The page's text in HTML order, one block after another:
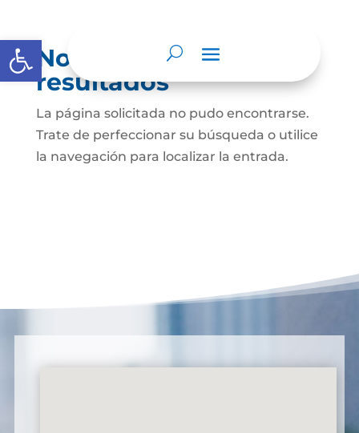
Abrir barra de herramientas
No se encontraron
resultados
La página solicitada no pudo encontrarse.
Trate de perfeccionar su búsqueda o utilice
la navegación para localizar la entrada.